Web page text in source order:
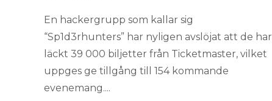
En hackergrupp som kallar sig
“Sp1d3rhunters” har nyligen avslöjat att de har
läckt 39 000 biljetter från Ticketmaster, vilket
uppges ge tillgång till 154 kommande
evenemang....